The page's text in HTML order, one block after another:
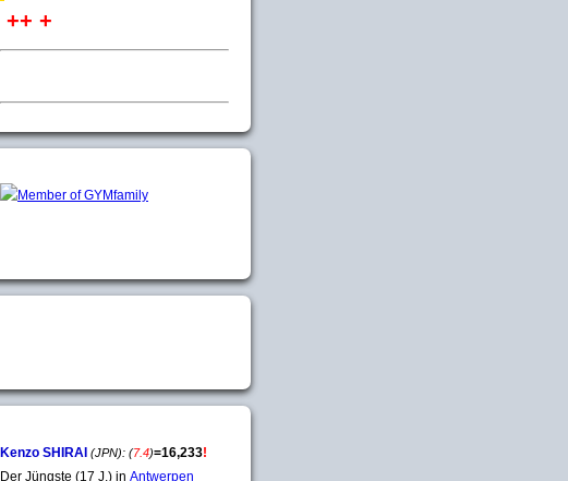
++ +
Kenzo SHIRAI (JPN): (7.4)=16,233!
Der Jüngste (17 J.) in Antwerpen